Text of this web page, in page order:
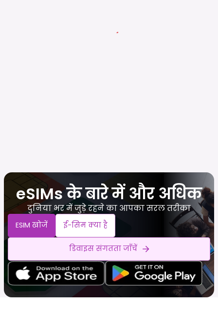
eSIMs के बारे में और अधिक
दुनिया भर में जुड़े रहने का आपका सरल तरीका
ESIM खोजें ई-सिम क्या है
डिवाइस संगतता जाँचें